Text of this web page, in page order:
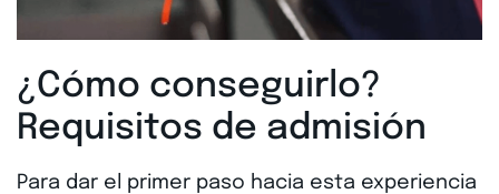
¿Cómo conseguirlo?
Requisitos de admisión
Para dar el primer paso hacia esta experiencia